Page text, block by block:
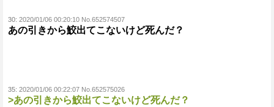
30: 2020/01/06 00:20:10 No.652574507
あの引きから鮫出てこないけど死んだ？
35: 2020/01/06 00:22:07 No.652575026
>あの引きから鮫出てこないけど死んだ？